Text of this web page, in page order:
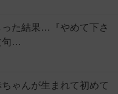
た結果…『やめて下さ
句…
ゃんが生まれて初めて